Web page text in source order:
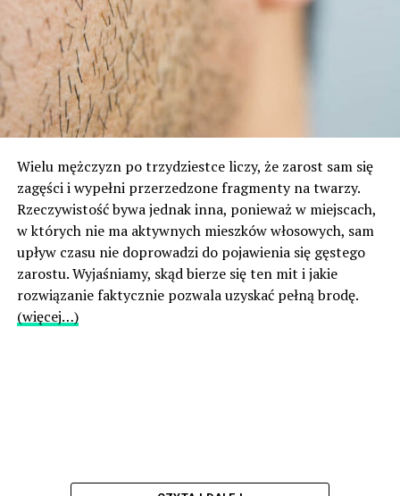
Wielu mężczyzn po trzydziestce liczy, że zarost sam się
zagęści i wypełni przerzedzone fragmenty na twarzy.
Rzeczywistość bywa jednak inna, ponieważ w miejscach,
w których nie ma aktywnych mieszków włosowych, sam
upływ czasu nie doprowadzi do pojawienia się gęstego
zarostu. Wyjaśniamy, skąd bierze się ten mit i jakie
rozwiązanie faktycznie pozwala uzyskać pełną brodę.
(więcej…)